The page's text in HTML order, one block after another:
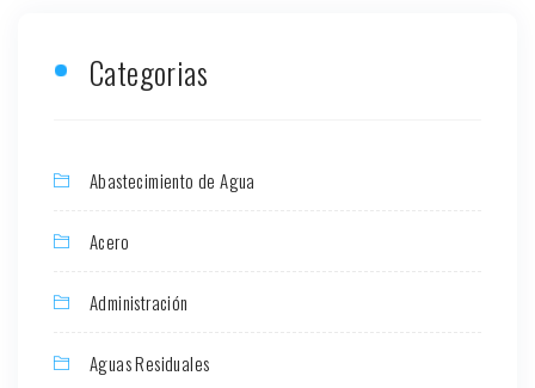
Categorias
Abastecimiento de Agua
Acero
Administración
Aguas Residuales